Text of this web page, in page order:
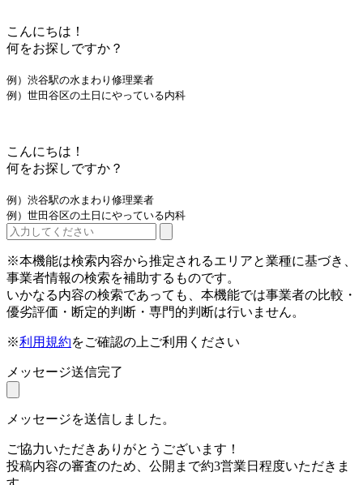
こんにちは！
何をお探しですか？
例）渋谷駅の水まわり修理業者
例）世田谷区の土日にやっている内科
こんにちは！
何をお探しですか？
例）渋谷駅の水まわり修理業者
例）世田谷区の土日にやっている内科
※本機能は検索内容から推定されるエリアと業種に基づき、
事業者情報の検索を補助するものです。
いかなる内容の検索であっても、本機能では事業者の比較・
優劣評価・断定的判断・専門的判断は行いません。
※利用規約をご確認の上ご利用ください
メッセージ送信完了
メッセージを送信しました。
ご協力いただきありがとうございます！
投稿内容の審査のため、公開まで約3営業日程度いただきま